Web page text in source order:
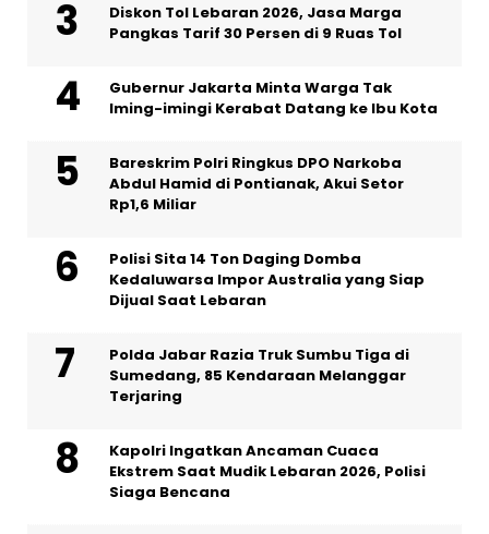
Diskon Tol Lebaran 2026, Jasa Marga
Pangkas Tarif 30 Persen di 9 Ruas Tol
Gubernur Jakarta Minta Warga Tak
Iming-imingi Kerabat Datang ke Ibu Kota
Bareskrim Polri Ringkus DPO Narkoba
Abdul Hamid di Pontianak, Akui Setor
Rp1,6 Miliar
Polisi Sita 14 Ton Daging Domba
Kedaluwarsa Impor Australia yang Siap
Dijual Saat Lebaran
Polda Jabar Razia Truk Sumbu Tiga di
Sumedang, 85 Kendaraan Melanggar
Terjaring
Kapolri Ingatkan Ancaman Cuaca
Ekstrem Saat Mudik Lebaran 2026, Polisi
Siaga Bencana